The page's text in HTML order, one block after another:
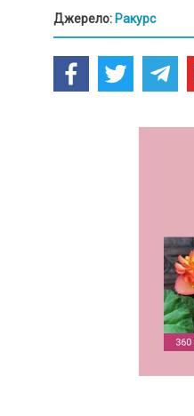
Джерело: Ракурс